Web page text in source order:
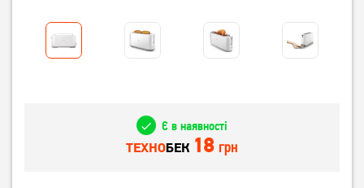
Є в наявності
ТЕХНОБЕК 18 грн